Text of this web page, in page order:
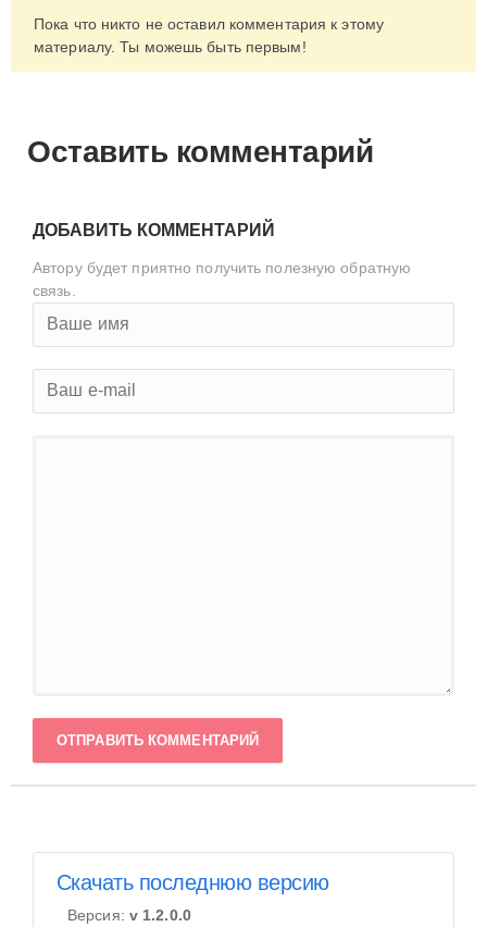
Пока что никто не оставил комментария к этому
материалу. Ты можешь быть первым!
Оставить комментарий
ДОБАВИТЬ КОММЕНТАРИЙ
Автору будет приятно получить полезную обратную
связь.
ОТПРАВИТЬ КОММЕНТАРИЙ
Скачать последнюю версию
Версия: v 1.2.0.0